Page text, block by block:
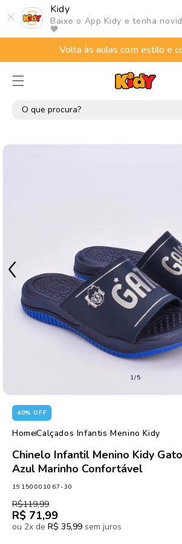
Kidy
Baixe o App Kidy e tenha
🧡
para o
conteúdo
Volta às aulas com estilo e
1/de
5
40% OFF
HomeCalçados Infantis Menino Kidy
Chinelo Infantil Menino Kidy
Azul Marinho Confortável
SKU:
19150001067-30
Preço
normal
R$119,99
Preço
promocional
R$ 71,99
ou 2x de R$ 35,99 sem juros